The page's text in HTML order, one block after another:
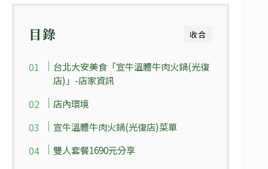
收合
目錄
台北大安美食「宣牛溫體牛肉火鍋(光復
店)」-店家資訊
店內環境
宣牛溫體牛肉火鍋(光復店)菜單
雙人套餐1690元分享